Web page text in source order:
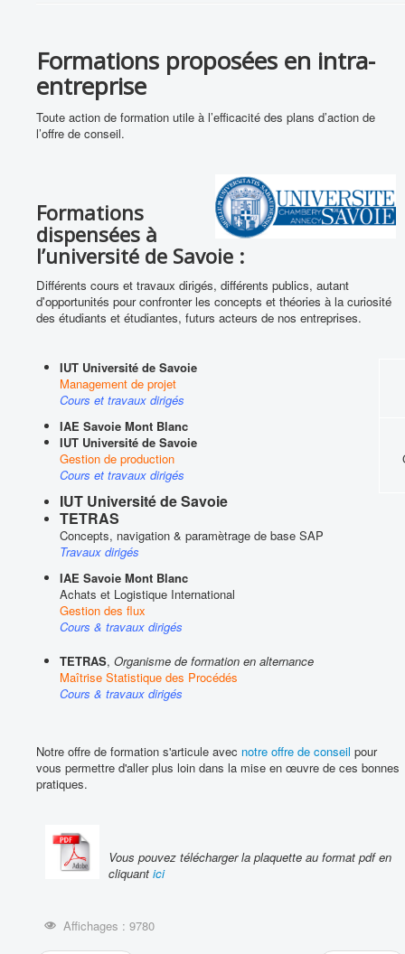
Formations proposées en intra-
entreprise
Toute action de formation utile à l’efficacité des plans d’action de
l’offre de conseil.
Formations
dispensées à
l’université de Savoie :
Différents cours et travaux dirigés, différents publics, autant
d'opportunités pour confronter les concepts et théories à la curiosité
des étudiants et étudiantes, futurs acteurs de nos entreprises.
IUT Université de Savoie
Management de projet
Cours et travaux dirigés
IAE Savoie Mont Blanc
IUT Université de Savoie
Gestion de production
Cours et travaux dirigés
IUT Université de Savoie
TETRAS
Concepts, navigation & paramètrage de base SAP
Travaux dirigés
IAE Savoie Mont Blanc
Achats et Logistique International
Gestion des flux
Cours & travaux dirigés
TETRAS, Organisme de formation en alternance
Maîtrise Statistique des Procédés
Cours & travaux dirigés
Notre offre de formation s'articule avec notre offre de conseil pour
vous permettre d'aller plus loin dans la mise en œuvre de ces bonnes
pratiques.
Vous pouvez télécharger la plaquette au format pdf en
cliquant ici
Affichages : 9780